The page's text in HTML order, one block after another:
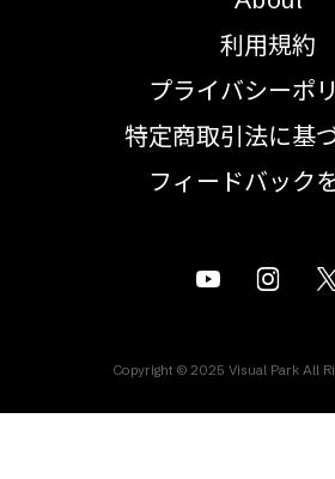
利用規約
プライバシーポ
特定商取引法に基
フィードバック
Copyright © 2025 Visual Park All